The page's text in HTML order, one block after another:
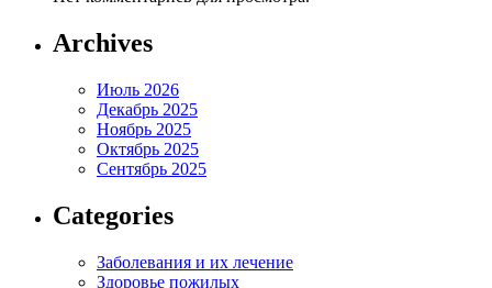
Archives
Июль 2026
Декабрь 2025
Ноябрь 2025
Октябрь 2025
Сентябрь 2025
Categories
Заболевания и их лечение
Здоровье пожилых